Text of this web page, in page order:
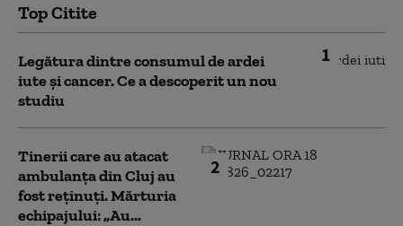
Top Citite
1
Legătura dintre consumul de ardei
iute și cancer. Ce a descoperit un nou
studiu
2
Tinerii care au atacat
ambulanța din Cluj au
fost reținuți. Mărturia
echipajului: „Au...